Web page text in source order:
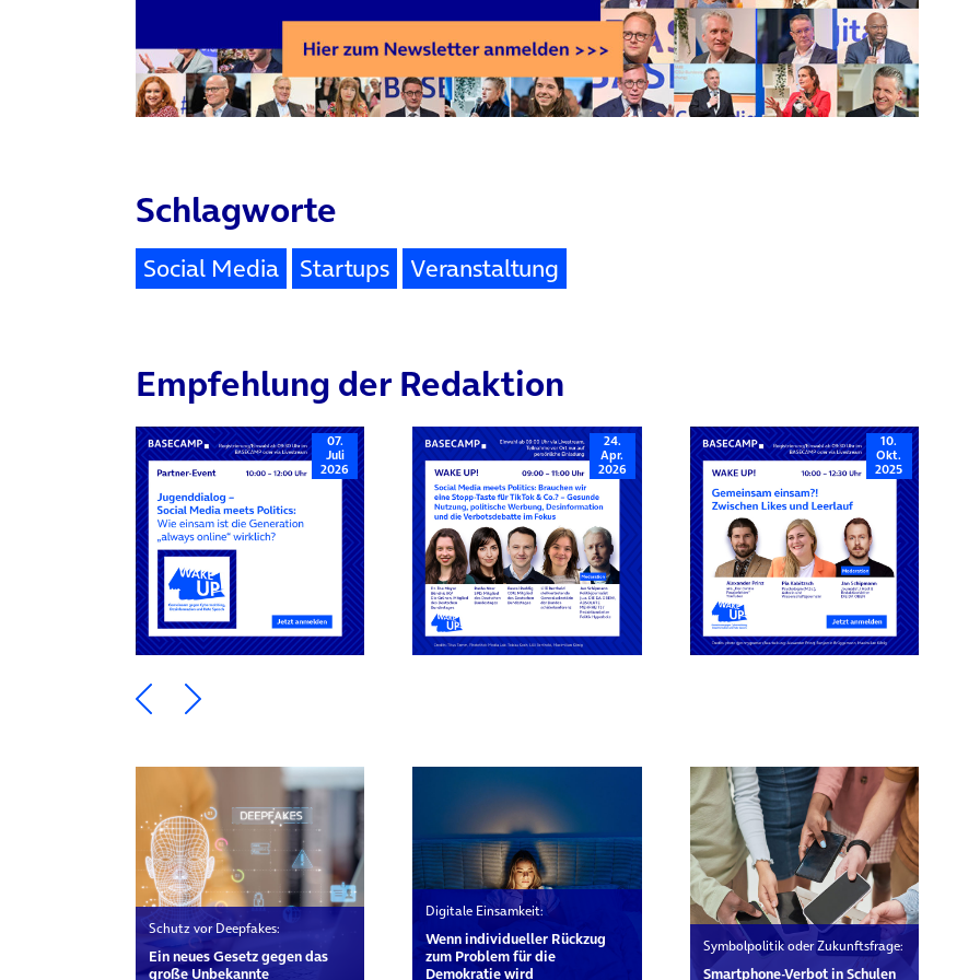
Schlagworte
Social Media Startups Veranstaltung
Empfehlung der Redaktion
07.
Juli
2026
24.
Apr.
2026
10.
Okt.
2025
Ein Element zurück blättern
Ein Element weiter blättern
Schutz vor Deepfakes:
Ein neues Gesetz gegen das
große Unbekannte
Digitale Einsamkeit:
Wenn individueller Rückzug
zum Problem für die
Demokratie wird
Symbolpolitik oder Zukunftsfrage:
Smartphone-Verbot in Schulen